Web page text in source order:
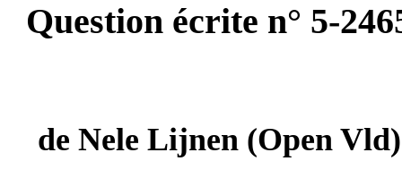
Question écrite n° 5-
de Nele Lijnen(Open Vld)